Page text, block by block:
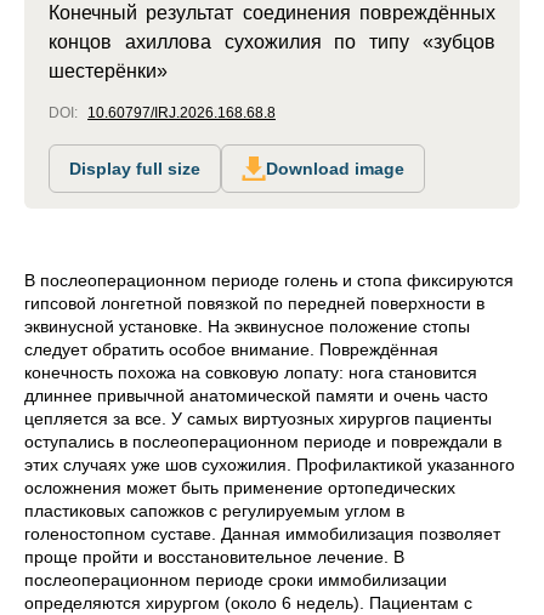
Конечный результат соединения повреждённых
концов ахиллова сухожилия по типу «зубцов
шестерёнки»
DOI: 10.60797/IRJ.2026.168.68.8
Display full size Download image
В послеоперационном периоде голень и стопа фиксируются
гипсовой лонгетной повязкой по передней поверхности в
эквинусной установке. На эквинусное положение стопы
следует обратить особое внимание. Повреждённая
конечность похожа на совковую лопату: нога становится
длиннее привычной анатомической памяти и очень часто
цепляется за все. У самых виртуозных хирургов пациенты
оступались в послеоперационном периоде и повреждали в
этих случаях уже шов сухожилия. Профилактикой указанного
осложнения может быть применение ортопедических
пластиковых сапожков с регулируемым углом в
голеностопном суставе. Данная иммобилизация позволяет
проще пройти и восстановительное лечение. В
послеоперационном периоде сроки иммобилизации
определяются хирургом (около 6 недель). Пациентам с